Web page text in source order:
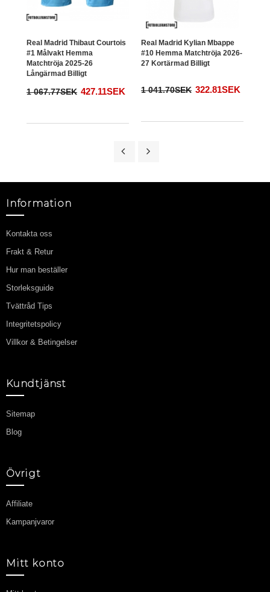
Real Madrid Thibaut Courtois
#1 Målvakt Hemma
Matchtröja 2025-26
Långärmad Billigt
1 067.77SEK 427.11SEK
Real Madrid Kylian Mbappe
#10 Hemma Matchtröja 2026-
27 Kortärmad Billigt
1 041.70SEK 322.81SEK
Information
Kontakta oss
Frakt & Retur
Hur man beställer
Storleksguide
Tvättråd Tips
Integritetspolicy
Villkor & Betingelser
Kundtjänst
Sitemap
Blog
Övrigt
Affiliate
Kampanjvaror
Mitt konto